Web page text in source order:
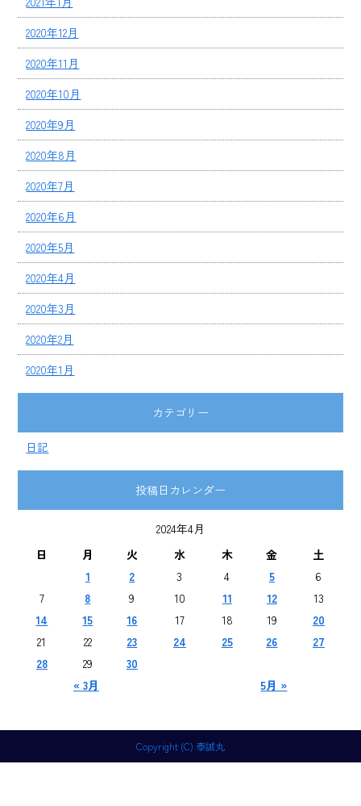
2020年12月
2020年11月
2020年10月
2020年9月
2020年8月
2020年7月
2020年6月
2020年5月
2020年4月
2020年3月
2020年2月
2020年1月
カテゴリー
日記
投稿日カレンダー
2024年4月
日
月 火 水 木 金 土
« 3月 5月 »
1 2 3 4 5
6
7
8 9 10 11 12
13
14
15 16 17 18 19
20
21
22 23 24 25 26
27
28
29 30
Copyright (C) 泰誠丸